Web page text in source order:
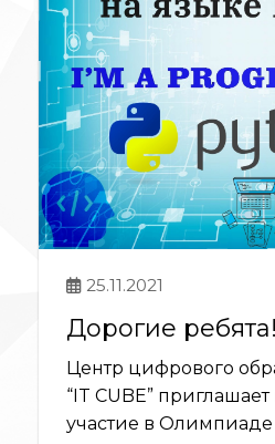
25.11.2021
Дорогие ребята!
Центр цифрового
“IT CUBE”
участие в Олимпиаде